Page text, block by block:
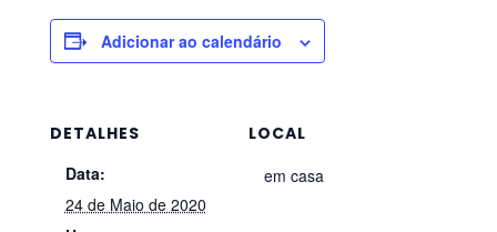
Adicionar ao calendário
DETALHES
Data:
24 de Maio de 2020
LOCAL
em casa